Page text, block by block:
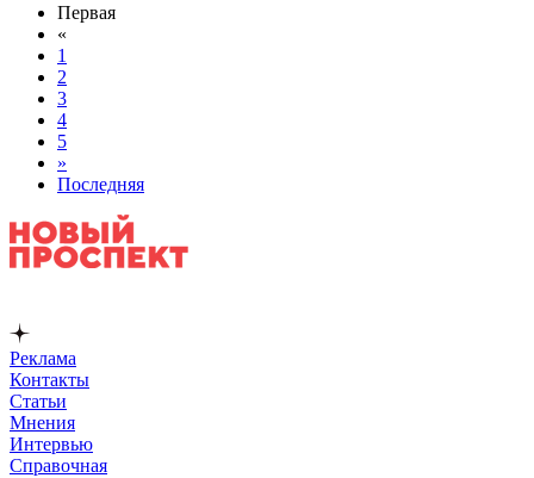
Первая
«
1
2
3
4
5
»
Последняя
Реклама
Контакты
Статьи
Мнения
Интервью
Справочная